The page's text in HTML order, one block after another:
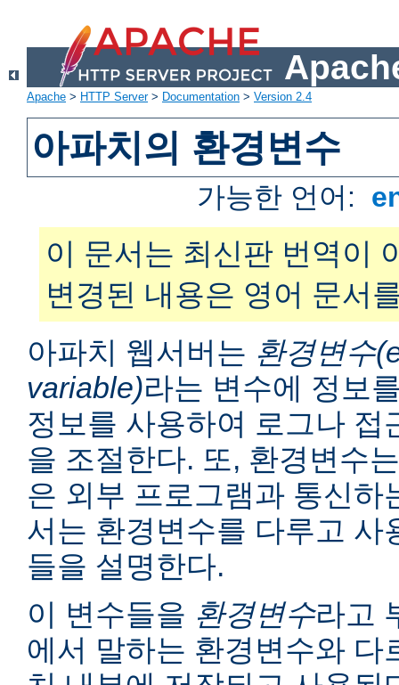
Apache > HTTP Server> Documentation > Version 2.4
아파치의 환경변수
가능한 언어:
이 문서는 최신판 번역이
변경된 내용은 영어 문서
아파치 웹서버는 환경변수
variable)라는 변수에 정보
정보를 사용하여 로그나 접
을 조절한다. 또, 환경변수
은 외부 프로그램과 통신하
서는 환경변수를 다루고 사
들을 설명한다.
이 변수들을 환경변수라고
에서 말하는 환경변수와 다